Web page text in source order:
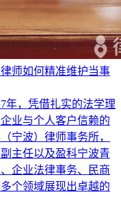
师如何精准维护当事
年，凭借扎实的法学理
业与个人客户信赖的
宁波）律师事务所，
主任以及盈科宁波青
企业法律事务、民商
个领域展现出卓越的